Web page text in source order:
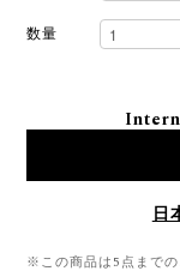
数量
日
※この商品は5点までの